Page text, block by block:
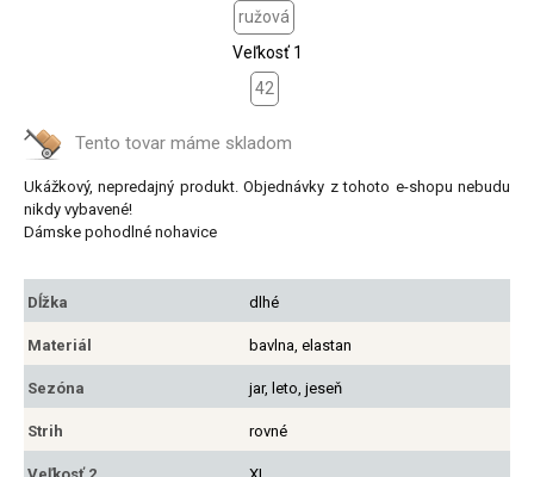
ružová
Veľkosť 1
42
Tento tovar máme skladom
Ukážkový, nepredajný produkt. Objednávky z tohoto e-shopu nebudu
nikdy vybavené!
Dámske pohodlné nohavice
Dĺžka dlhé
Materiál bavlna, elastan
Sezóna jar, leto, jeseň
Strih rovné